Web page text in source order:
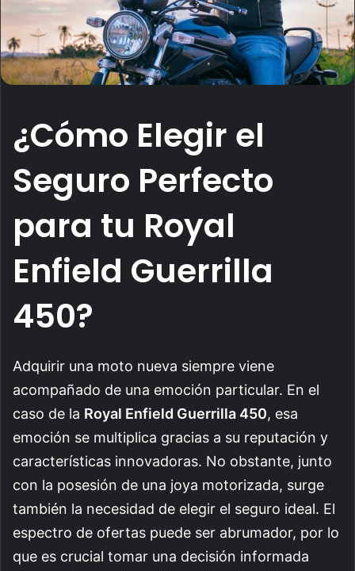
¿Cómo Elegir el
Seguro Perfecto
para tu Royal
Enfield Guerrilla
450?
Adquirir una moto nueva siempre viene
acompañado de una emoción particular. En el
caso de la Royal Enfield Guerrilla 450, esa
emoción se multiplica gracias a su reputación y
características innovadoras. No obstante, junto
con la posesión de una joya motorizada, surge
también la necesidad de elegir el seguro ideal. El
espectro de ofertas puede ser abrumador, por lo
que es crucial tomar una decisión informada